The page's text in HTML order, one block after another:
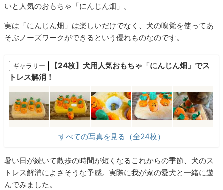
いと人気のおもちゃ「にんじん畑」。
実は「にんじん畑」は楽しいだけでなく、犬の嗅覚を使ってあ
そぶノーズワークができるという優れものなのです。
ギャラリー
【24枚】犬用人気おもちゃ「にんじん畑」でス
トレス解消！
すべての写真を見る（全24枚）
暑い日が続いて散歩の時間が短くなるこれからの季節、犬のス
トレス解消によさそうな予感。実際に我が家の愛犬と一緒に遊
んでみました。